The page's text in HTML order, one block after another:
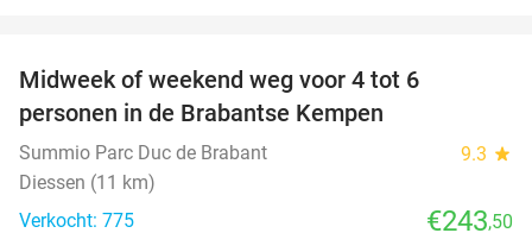
Midweek of weekend weg voor 4 tot 6
personen in de Brabantse Kempen
Summio Parc Duc de Brabant 9.3 star
Diessen (11 km)
Verkocht: 775
€243,50